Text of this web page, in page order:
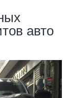
авто